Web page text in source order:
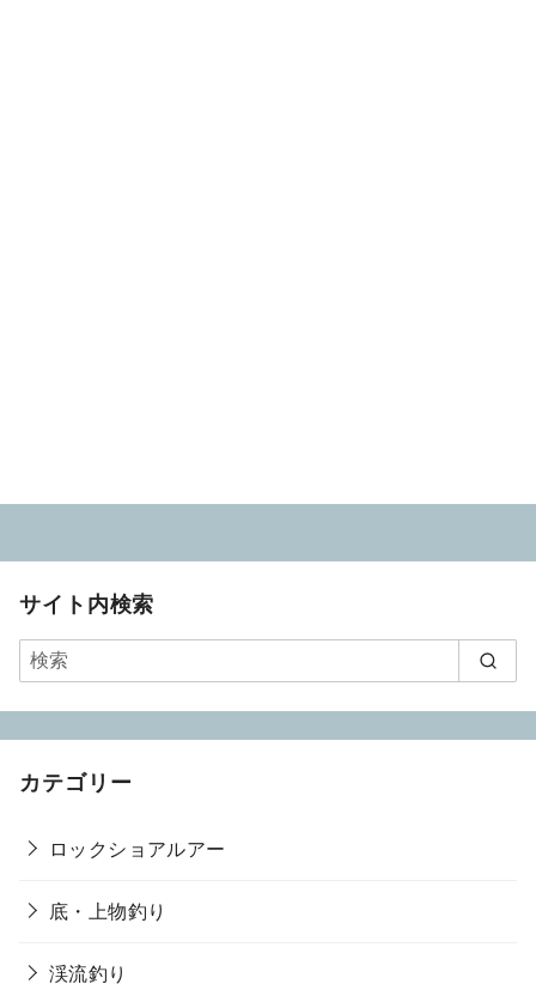
サイト内検索
カテゴリー
ロックショアルアー
底・上物釣り
渓流釣り